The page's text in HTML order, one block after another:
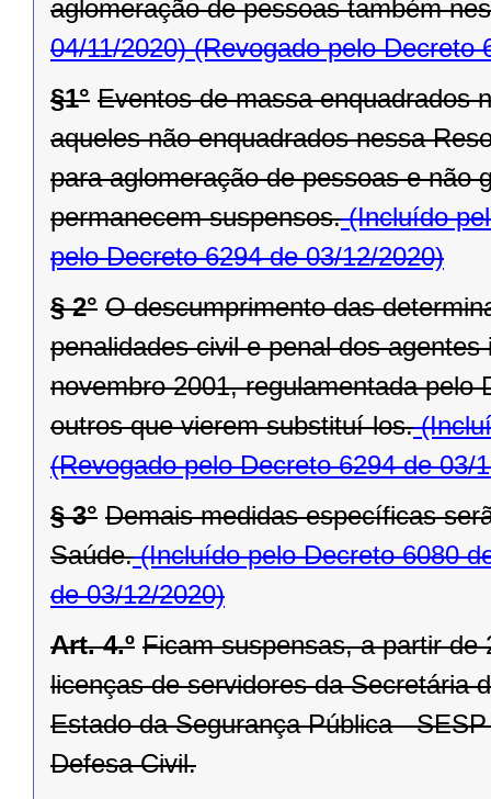
aglomeração de pessoas também
04/11/2020)(Revogado pelo Decreto
§1° Eventos de massa enquadrados
aqueles não enquadrados nessa
para aglomeração de pessoas e não
permanecem suspensos.(Incluído
pelo Decreto 6294 de 03/12/2020)
§ 2° O descumprimento das
penalidades civil e penal dos
novembro 2001, regulamentada pelo
outros que vierem substituí-los.
(Revogado pelo Decreto 6294 de 03/
§ 3° Demais medidas específicas
Saúde.(Incluído pelo Decreto 6080
de 03/12/2020)
Art. 4.º Ficam suspensas, a partir de
licenças de servidores da Secretária
Estado da Segurança Pública -
Defesa Civil.